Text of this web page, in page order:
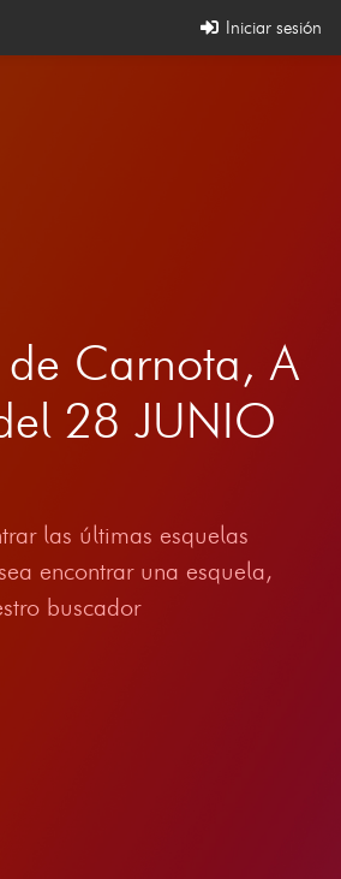
Iniciar sesión
de Carnota, A
28 JUNIO
las últimas esquelas
encontrar una esquela,
buscador